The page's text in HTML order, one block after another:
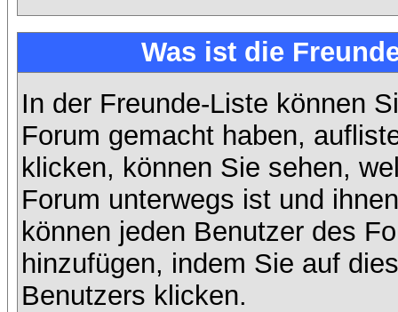
Was ist die
In der Freunde-Liste können
Forum gemacht haben,
klicken, können Sie sehen,
Forum unterwegs ist und
können jeden Benutzer des
hinzufügen, indem Sie auf
Benutzers klicken.